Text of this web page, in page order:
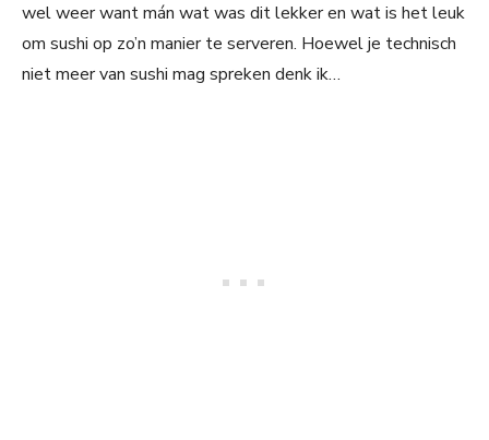
wel weer want mán wat was dit lekker en wat is het leuk
om sushi op zo’n manier te serveren. Hoewel je technisch
niet meer van sushi mag spreken denk ik…